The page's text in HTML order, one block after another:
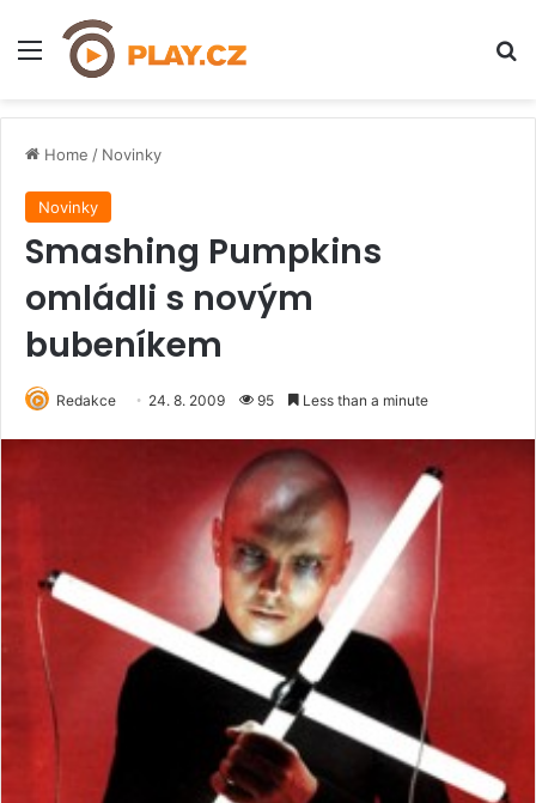
Menu
Home / Novinky
Novinky
Smashing Pumpkins
omládli s novým
bubeníkem
Redakce 24. 8. 2009 95 Less than a minute